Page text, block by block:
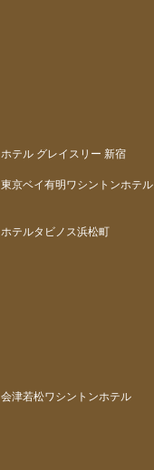
ホテル グレイスリー 新宿
東京ベイ有明ワシントンホテル
ホテルタビノス浜松町
会津若松ワシントンホテル